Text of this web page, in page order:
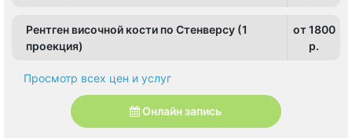
Рентген височной кости по Стенверсу (1
проекция)
от 1800
p.
Просмотр всех цен и услуг
Онлайн запись